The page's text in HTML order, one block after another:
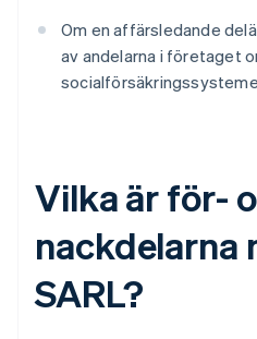
Om en affärsledande
av andelarna i företaget
Vilka är för-
nackdelarna
SARL?